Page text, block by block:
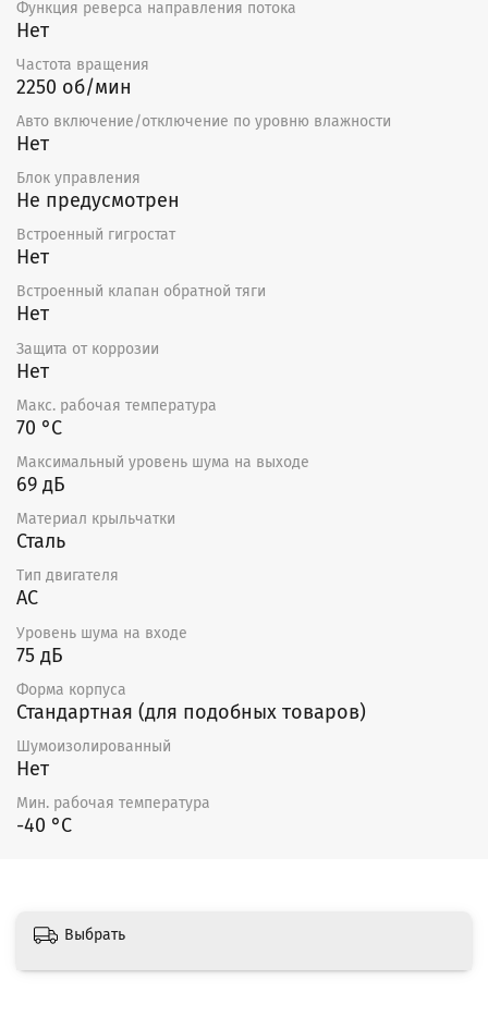
Функция реверса направления потока
Нет
Частота вращения
2250 об/мин
Авто включение/отключение по уровню влажности
Нет
Блок управления
Не предусмотрен
Встроенный гигростат
Нет
Встроенный клапан обратной тяги
Нет
Защита от коррозии
Нет
Макс. рабочая температура
70 °С
Максимальный уровень шума на выходе
69 дБ
Материал крыльчатки
Сталь
Тип двигателя
AC
Уровень шума на входе
75 дБ
Форма корпуса
Стандартная (для подобных товаров)
Шумоизолированный
Нет
Мин. рабочая температура
-40 °С
Выбрать